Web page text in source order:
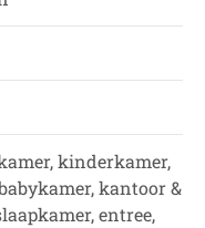
kinderkamer,
kantoor &
entree,